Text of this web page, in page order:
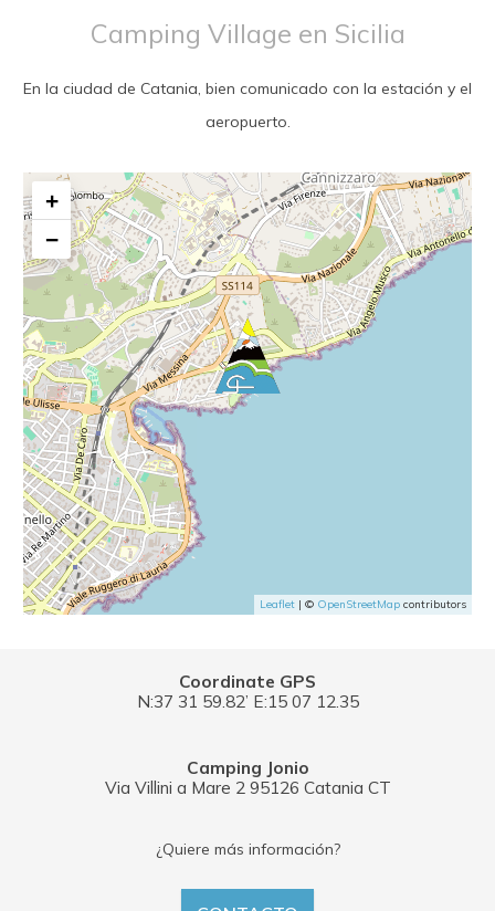
Camping Village en Sicilia
En la ciudad de Catania, bien comunicado con la estación y el
aeropuerto.
+
−
Leaflet | © OpenStreetMap contributors
Coordinate GPS
N:37 31 59.82’ E:15 07 12.35
Camping Jonio
Via Villini a Mare 2 95126 Catania CT
¿Quiere más información?